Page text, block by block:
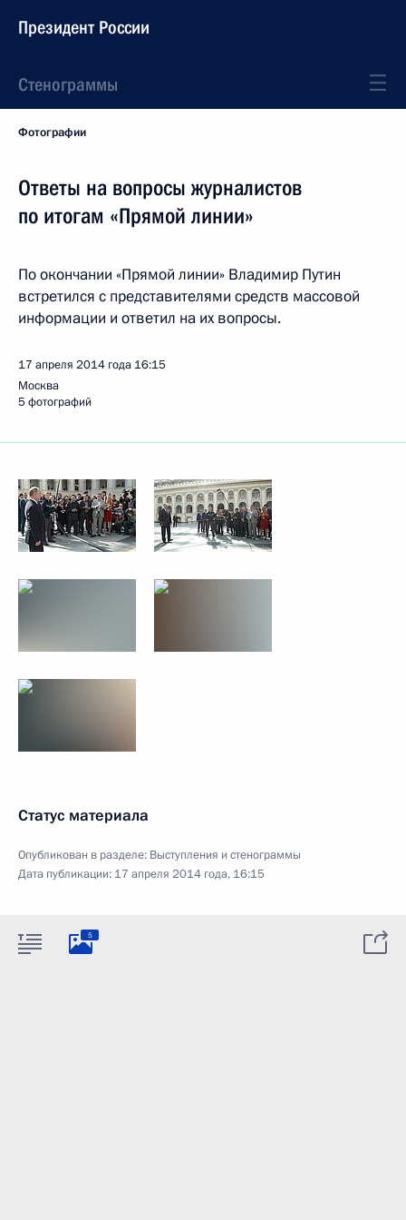
Президент России
Стенограммы
Фотографии
Ответы на вопросы журналистов
по итогам «Прямой линии»
По окончании «Прямой линии» Владимир Путин
встретился с представителями средств массовой
информации и ответил на их вопросы.
17 апреля 2014 года 16:15
Москва
5 фотографий
Статус материала
Опубликован в разделе: Выступления и стенограммы
Дата публикации: 17 апреля 2014 года, 16:15
5